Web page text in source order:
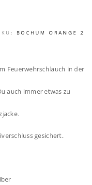
BOCHUM ORANGE 2
Feuerwehrschlauch in der
auch immer etwas zu
gesichert.